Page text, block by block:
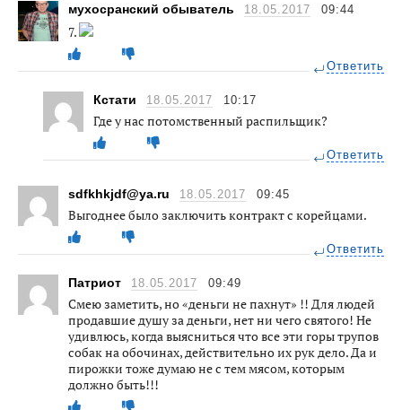
мухосранский обыватель 18.05.2017 09:44
7.
Ответить
Кстати 18.05.2017 10:17
Где у нас потомственный распильщик?
Ответить
sdfkhkjdf@ya.ru 18.05.2017 09:45
Выгоднее было заключить контракт с корейцами.
Ответить
Патриот 18.05.2017 09:49
Смею заметить, но «деньги не пахнут» !! Для людей
продавшие душу за деньги, нет ни чего святого! Не
удивлюсь, когда выясниться что все эти горы трупов
собак на обочинах, действительно их рук дело. Да и
пирожки тоже думаю не с тем мясом, которым
должно быть!!!